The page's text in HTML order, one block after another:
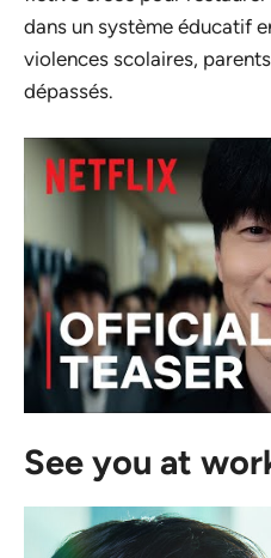
dans un système éducatif
violences scolaires,
dépassés.
See you at